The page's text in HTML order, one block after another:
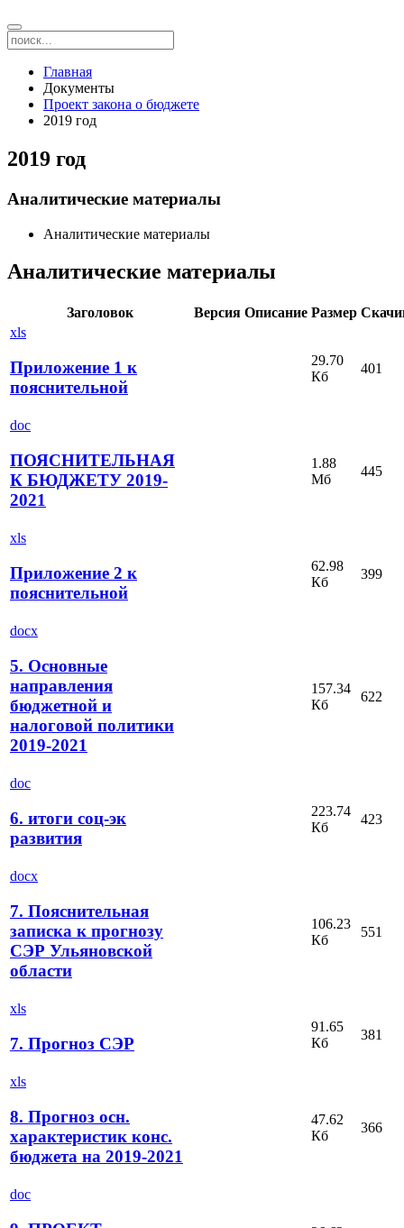
Главная
Документы
Проект закона о бюджете
2019 год
2019 год
Аналитические материалы
Аналитические материалы
Аналитические материалы
Заголовок Версия Описание Размер
xls
Приложение 1 к
пояснительной
29.70
Кб
401
doc
ПОЯСНИТЕЛЬНАЯ
К БЮДЖЕТУ 2019-
2021
1.88
Мб
445
xls
Приложение 2 к
пояснительной
62.98
Кб
399
docx
5. Основные
направления
бюджетной и
налоговой политики
2019-2021
157.34
Кб
622
doc
6. итоги соц-эк
развития
223.74
Кб
423
docx
7. Пояснительная
записка к прогнозу
СЭР Ульяновской
области
106.23
Кб
551
xls
7. Прогноз СЭР
91.65
Кб
381
xls
8. Прогноз осн.
характеристик конс.
бюджета на 2019-2021
47.62
Кб
366
doc